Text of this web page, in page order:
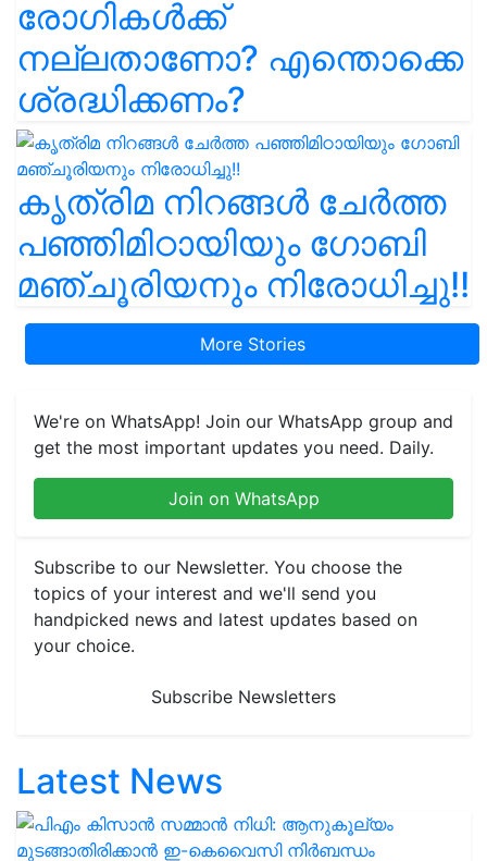
രോഗികൾക്ക്
നല്ലതാണോ? എന്തൊക്കെ
ശ്രദ്ധിക്കണം?
കൃത്രിമ നിറങ്ങൾ ചേർത്ത
പഞ്ഞിമിഠായിയും ഗോബി
മഞ്ചൂരിയനും നിരോധിച്ചു!!
More Stories
We're on WhatsApp! Join our WhatsApp group and
get the most important updates you need. Daily.
Join on WhatsApp
Subscribe to our Newsletter. You choose the
topics of your interest and we'll send you
handpicked news and latest updates based on
your choice.
Subscribe Newsletters
Latest News